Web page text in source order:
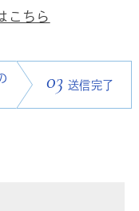
こちら
03 送信完了